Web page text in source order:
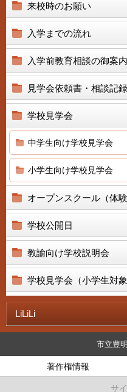
来校時のお願い
入学までの流れ
入学前教育相談の御案内
見学会依頼書・相談記
学校見学会
中学生向け学校見学会
小学生向け学校見学会
オープンスクール（体験
学校公開日
教諭向け学校説明会
学校見学会（小学生対象
LiLiLi
市立豊
著作権情報
サ